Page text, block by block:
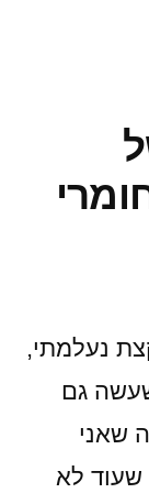
צפון
נעלמתי,
גם
שאני
שעוד לא